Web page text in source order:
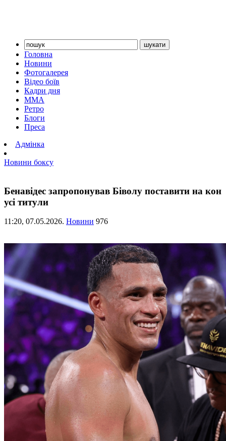
Головна
Новини
Фотогалерея
Відео боїв
Кадри дня
ММА
Ретро
Блоги
Преса
Адмінка
Новини боксу
Бенавідес запропонував Біволу поставити на кон
усі титули
11:20, 07.05.2026. Новини 976